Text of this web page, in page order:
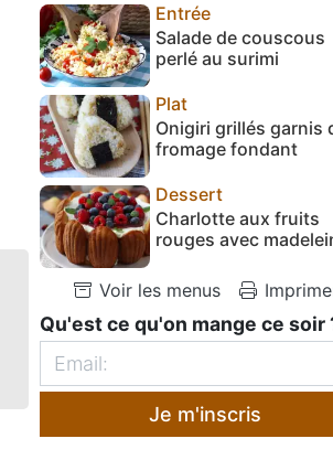
Entrée
Salade de couscous
perlé au surimi
Plat
Onigiri grillés garnis
fromage fondant
Dessert
Charlotte aux fruits
rouges avec
Voir les menus
Qu'est ce qu'on mange ce soir
Je m'inscris